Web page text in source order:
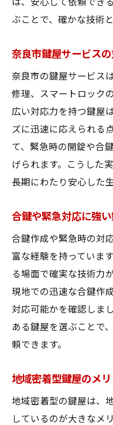
奈良市で鍵
見積もりや保
口コミ評価が
鍵種別対応力
合鍵作成や修
鍵屋のプロが語
鍵屋が最新の
鍵屋が語る電
奈良市の住宅
鍵屋プロの視
合鍵や従来型
信頼できる鍵屋
定期メンテナ
鍵屋との連携
合鍵作成も安
地域密着鍵屋
は、安心して依頼でき
ぶことで、確かな技術
奈良市鍵屋サービス
奈良市の鍵屋サービス
修理、スマートロック
広い対応力を持つ鍵屋
ズに迅速に応えられる
て、緊急時の開錠や合
げられます。こうした
長期にわたり安心した
合鍵や緊急対応に強
合鍵作成や緊急時の対
富な経験を持っていま
る場面で確実な技術力
現地での迅速な合鍵作
対応可能かを確認しま
ある鍵屋を選ぶことで
頼できます。
地域密着型鍵屋のメ
地域密着型の鍵屋は、
しているのが大きなメ